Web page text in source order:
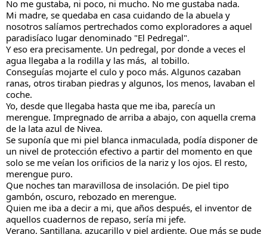
No me gustaba, ni poco, ni mucho. No me gustaba nada.
Mi madre, se quedaba en casa cuidando de la abuela y
nosotros salíamos pertrechados como exploradores a aquel
paradisíaco lugar denominado "El Pedregal".
Y eso era precisamente. Un pedregal, por donde a veces el
agua llegaba a la rodilla y las más,  al tobillo.
Conseguías mojarte el culo y poco más. Algunos cazaban
ranas, otros tiraban piedras y algunos, los menos, lavaban el
coche.
Yo, desde que llegaba hasta que me iba, parecía un
merengue. Impregnado de arriba a abajo, con aquella crema
de la lata azul de Nivea.
Se suponía que mi piel blanca inmaculada, podía disponer de
un nivel de protección efectivo a partir del momento en que
solo se me veían los orificios de la nariz y los ojos. El resto,
merengue puro.
Que noches tan maravillosa de insolación. De piel tipo
gambón, oscuro, rebozado en merengue.
Quien me iba a decir a mi, que años después, el inventor de
aquellos cuadernos de repaso, sería mi jefe.
Verano, Santillana, azucarillo y piel ardiente. Que más se pude